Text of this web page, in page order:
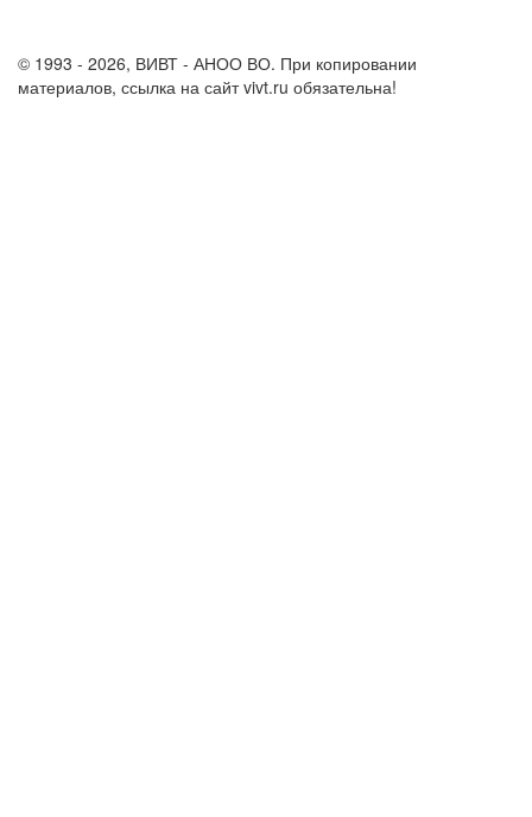
© 1993 - 2026, ВИВТ - АНОО ВО. При копировании
материалов, ссылка на сайт vivt.ru обязательна!